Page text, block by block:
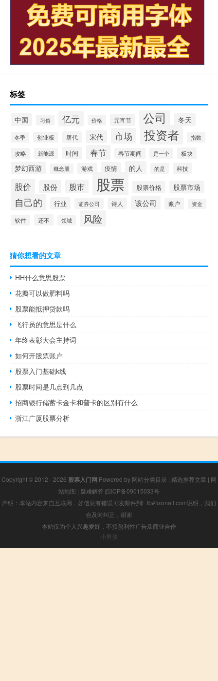
标签
中国 习俗 亿元 价格 元宵节 公司 冬天
冬季 创业板 唐代 宋代 市场 投资者 指数
攻略 新能源 时间 春节 春节期间 是一个 板块
梦幻西游 概念股 游戏 疫情 的人 的是 科技
股价 股份 股市 股票 股票价格 股票市场
自己的 行业 证券公司 诗人 该公司 账户 资金
软件 还不 领域 风险
猜你想看的文章
HH什么意思股票
花瓣可以做肥料吗
股票能抵押贷款吗
飞行员的意思是什么
年终表彰大会主持词
如何开股票账户
股票入门基础k线
股票时间是几点到几点
招商银行储蓄卡金卡和普卡的区别有什么
浙江广厦股票分析
Copyright © 2012 - 2026 股票入门网 Powered by 网站分类目录 | 精选推荐文章 | 网
站地图 | 疑难解答 皖ICP备09015033号
声明：本站内容来自互联网，如信息有错误可发邮件到f_fb#foxmail.com说明，我们
会及时纠正，谢谢
本站仅为个人兴趣爱好，不接盈利性广告及商业合作
小男孩